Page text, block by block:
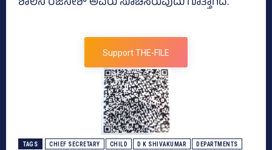
Support THE-FILE
TAGS CHIEF SECRETARY CHILD D K SHIVAKUMAR DEPARTMENTS